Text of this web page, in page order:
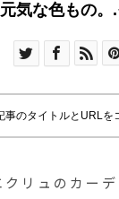
気な色もの。
引き算もすこ
collar
事のタイトルとURLを
リュのカー